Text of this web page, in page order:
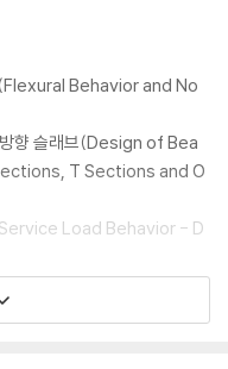
Behavior and No
향 슬래브(Design of Bea
T Sections and O
Load Behavior - D
Anchorage and Reinforci